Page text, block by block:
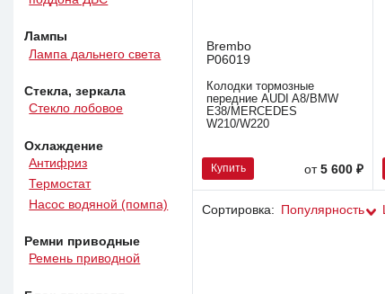
Лампы
Лампа дальнего света
Стекла, зеркала
Стекло лобовое
Охлаждение
Антифриз
Термостат
Насос водяной (помпа)
Ремни приводные
Ремень приводной
Brembo
P06019
Колодки тормозные
передние AUDI A8/BMW
E38/MERCEDES
W210/W220
Купить от5 600 ₽
Сортировка: Популярность